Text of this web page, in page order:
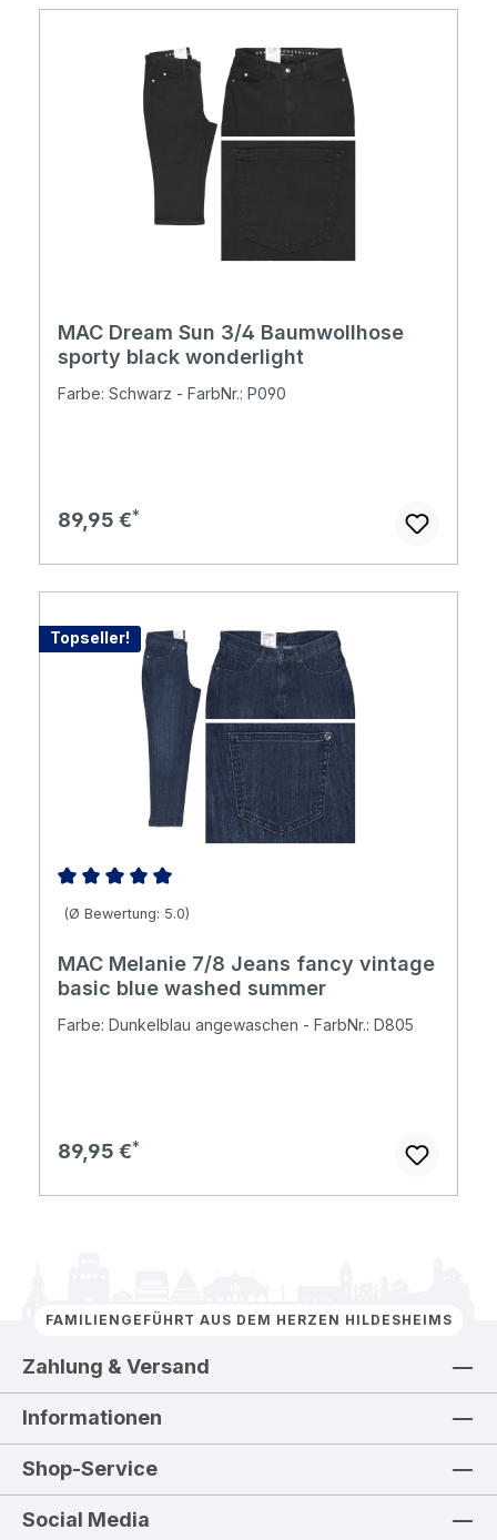
MAC Dream Sun 3/4 Baumwollhose
sporty black wonderlight
Farbe: Schwarz - FarbNr.: P090
Regulärer Preis:
89,95 €
Topseller!
Durchschnittliche Bewertung von 5 von 5 Sternen
(Ø Bewertung: 5.0)
MAC Melanie 7/8 Jeans fancy vintage
basic blue washed summer
Farbe: Dunkelblau angewaschen - FarbNr.: D805
Regulärer Preis:
89,95 €
FAMILIENGEFÜHRT AUS DEM HERZEN HILDESHEIMS
Zahlung & Versand
Informationen
Shop-Service
Social Media